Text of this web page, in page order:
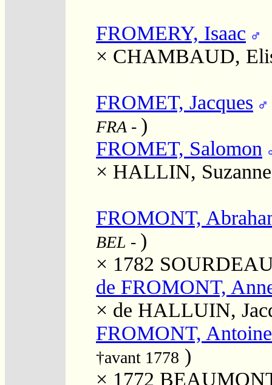
FROMERY, Isaac
× CHAMBAUD,
FROMET, Jacques
FRA - )
FROMET, Salomon
× HALLIN, Suzanne
FROMONT,
BEL - )
× 1782
de FROMONT,
× de HALLUIN,
FROMONT,
†avant 1778 )
× 1772